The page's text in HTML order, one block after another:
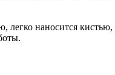
легко наносится